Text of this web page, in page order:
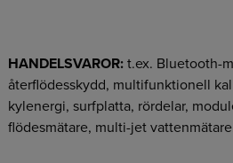
HANDELSVAROR:t.ex. Bluetooth-
återflödesskydd, multifunktionell
kylenergi, surfplatta, rördelar,
flödesmätare, multi-jet